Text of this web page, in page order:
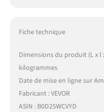
Fiche technique
Dimensions du produit (L x l
kilogrammes
Date de mise en ligne sur
Fabricant : VEVOR
ASIN : B0D25WCVYD